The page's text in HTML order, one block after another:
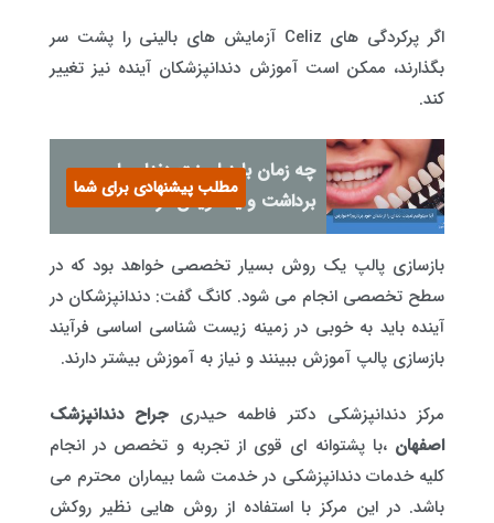
اگر پرکردگی های Celiz آزمایش های بالینی را پشت سر
بگذارند، ممکن است آموزش دندانپزشکان آینده نیز تغییر
کند.
چه زمان باید لمینت دندان را
برداشت و یا تعویض کرد؟
مطلب پیشنهادی برای شما
بازسازی پالپ یک روش بسیار تخصصی خواهد بود که در
سطح تخصصی انجام می شود. کانگ گفت: دندانپزشکان در
آینده باید به خوبی در زمینه زیست شناسی اساسی فرآیند
بازسازی پالپ آموزش ببینند و نیاز به آموزش بیشتر دارند.
مرکز دندانپزشکی دکتر فاطمه حیدریجراح دندانپزشک
اصفهان ،با پشتوانه ای قوی از تجربه و تخصص در انجام
کلیه خدمات دندانپزشکی در خدمت شما بیماران محترم می
باشد. در این مرکز با استفاده از روش هایی نظیر روکش